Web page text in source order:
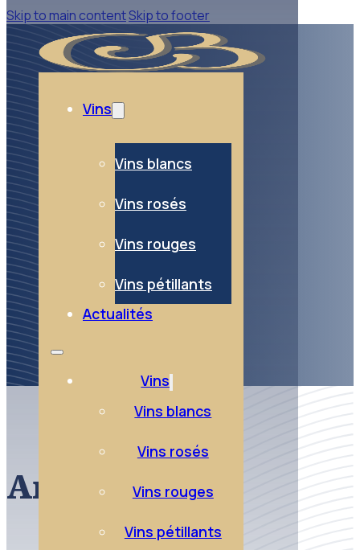
Skip to main contentSkip to footer
Vins
Vins blancs
Vins rosés
Vins rouges
Vins pétillants
Actualités
Vins
Vins blancs
Vins rosés
Vins rouges
Vins pétillants
Anjou rouge